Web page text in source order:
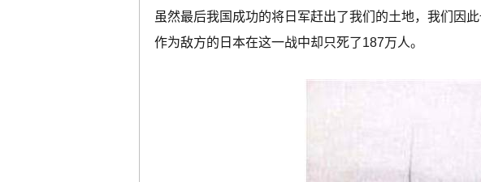
虽然最后我国成功的将日军赶出了我们的土地，我们因
作为敌方的日本在这一战中却只死了187万人。